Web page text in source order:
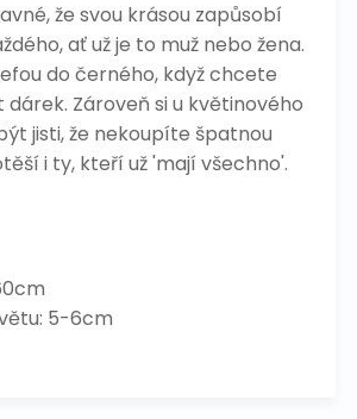
že svou krásou zapůsobí
ať už je to muž nebo žena.
do černého, když chcete
Zároveň si u květinového
jisti, že nekoupíte špatnou
i ty, kteří už 'mají všechno'.
5-6cm